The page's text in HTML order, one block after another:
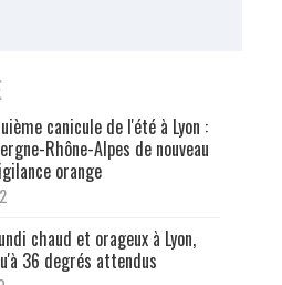
canicule de l'été à Lyon :
Rhône-Alpes de nouveau
orange
chaud et orageux à Lyon,
36 degrés attendus